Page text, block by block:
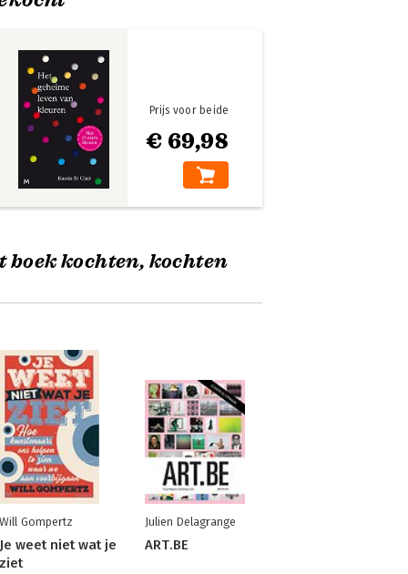
€ 69,98
Prijs voor beide
boek kochten, kochten
Will Gompertz
Je weet niet wat je
ziet
Julien Delagrange
ART.BE